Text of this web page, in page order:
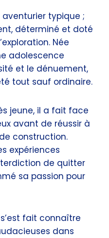
aventurier typique ;
déterminé et doté
Née
adolescence
et le dénuement,
tout sauf ordinaire.
jeune, il a fait face
avant de réussir à
construction.
expériences
de quitter
sa passion pour
fait connaître
dans